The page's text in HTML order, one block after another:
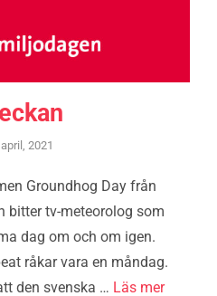
2021
Groundhog Day från
bitter tv-meteorolog som
dag om och om igen.
råkar vara en måndag.
den svenska … Läs mer